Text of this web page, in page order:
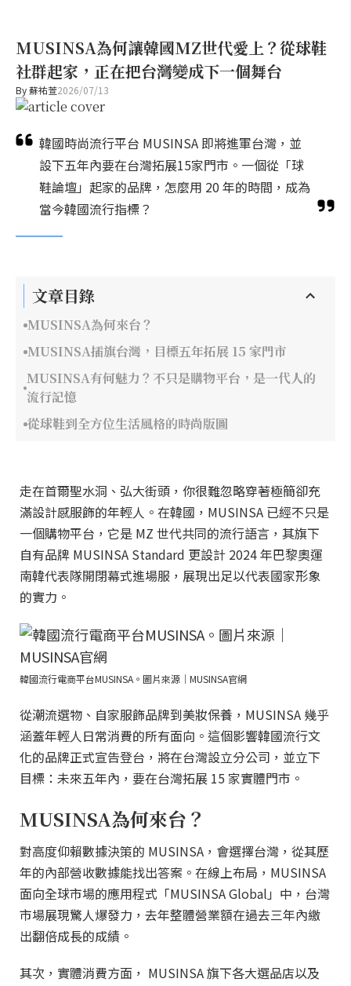
MUSINSA為何讓韓國MZ世代愛上？從球鞋
社群起家，正在把台灣變成下一個舞台
By蘇祐萱2026/07/13
韓國時尚流行平台 MUSINSA 即將進軍台灣，並
設下五年內要在台灣拓展15家門市。一個從「球
鞋論壇」起家的品牌，怎麼用 20 年的時間，成為
當今韓國流行指標？
文章目錄
MUSINSA為何來台？
MUSINSA插旗台灣，目標五年拓展 15 家門市
MUSINSA有何魅力？不只是購物平台，是一代人的
流行記憶
從球鞋到全方位生活風格的時尚版圖
走在首爾聖水洞、弘大街頭，你很難忽略穿著極簡卻充
滿設計感服飾的年輕人。在韓國，MUSINSA 已經不只是
一個購物平台，它是 MZ 世代共同的流行語言，其旗下
自有品牌 MUSINSA Standard 更設計 2024 年巴黎奧運
南韓代表隊開閉幕式進場服，展現出足以代表國家形象
的實力。
韓國流行電商平台MUSINSA。圖片來源｜MUSINSA官網
從潮流選物、自家服飾品牌到美妝保養，MUSINSA 幾乎
涵蓋年輕人日常消費的所有面向。這個影響韓國流行文
化的品牌正式宣告登台，將在台灣設立分公司，並立下
目標：未來五年內，要在台灣拓展 15 家實體門市。
MUSINSA為何來台？
對高度仰賴數據決策的 MUSINSA，會選擇台灣，從其歷
年的內部營收數據能找出答案。在線上布局，MUSINSA
面向全球市場的應用程式「MUSINSA Global」中，台灣
市場展現驚人爆發力，去年整體營業額在過去三年內繳
出翻倍成長的成績。
其次，實體消費方面， MUSINSA 旗下各大選品店以及